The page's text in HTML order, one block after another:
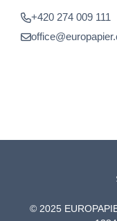
+420 274 009 111
© 2025